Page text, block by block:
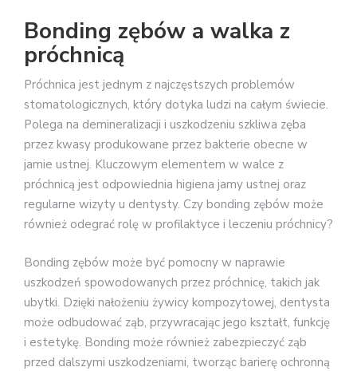
Bonding zębów a walka z
próchnicą
Próchnica jest jednym z najczęstszych problemów
stomatologicznych, który dotyka ludzi na całym świecie.
Polega na demineralizacji i uszkodzeniu szkliwa zęba
przez kwasy produkowane przez bakterie obecne w
jamie ustnej. Kluczowym elementem w walce z
próchnicą jest odpowiednia higiena jamy ustnej oraz
regularne wizyty u dentysty. Czy bonding zębów może
również odegrać rolę w profilaktyce i leczeniu próchnicy?
Bonding zębów może być pomocny w naprawie
uszkodzeń spowodowanych przez próchnicę, takich jak
ubytki. Dzięki nałożeniu żywicy kompozytowej, dentysta
może odbudować ząb, przywracając jego kształt, funkcję
i estetykę. Bonding może również zabezpieczyć ząb
przed dalszymi uszkodzeniami, tworząc barierę ochronną